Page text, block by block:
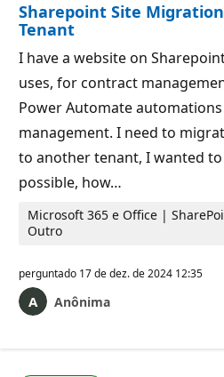
Sharepoint Site
Tenant
I have a website on
uses, for contract
Power Automate
management. I need to
to another tenant, I wanted
possible, how…
Microsoft 365 e Office |
Outro
perguntado 17 de dez. de 2024 12:35
Anônima